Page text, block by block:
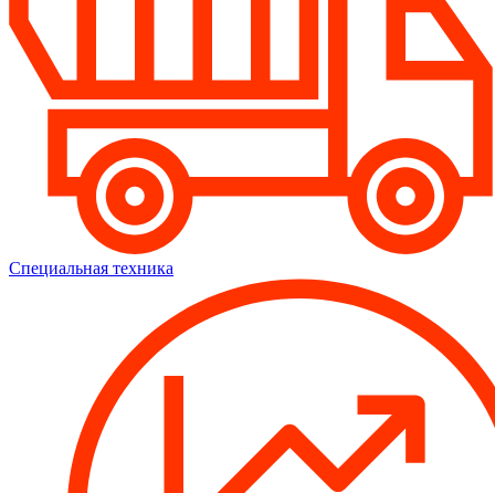
Специальная техника